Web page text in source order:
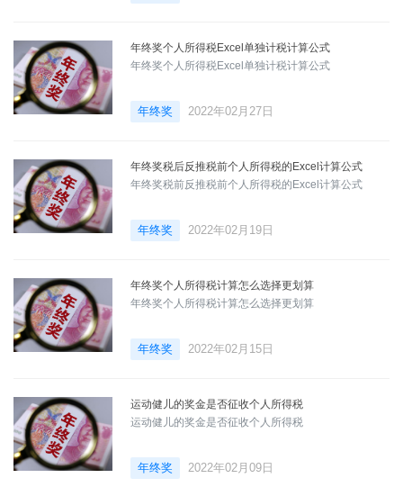
年终奖个人所得税Excel单独计税计算公式
年终奖个人所得税Excel单独计税计算公式
年终奖 2022年02月27日
年终奖税后反推税前个人所得税的Excel计算公式
年终奖税前反推税前个人所得税的Excel计算公式
年终奖 2022年02月19日
年终奖个人所得税计算怎么选择更划算
年终奖个人所得税计算怎么选择更划算
年终奖 2022年02月15日
运动健儿的奖金是否征收个人所得税
运动健儿的奖金是否征收个人所得税
年终奖 2022年02月09日